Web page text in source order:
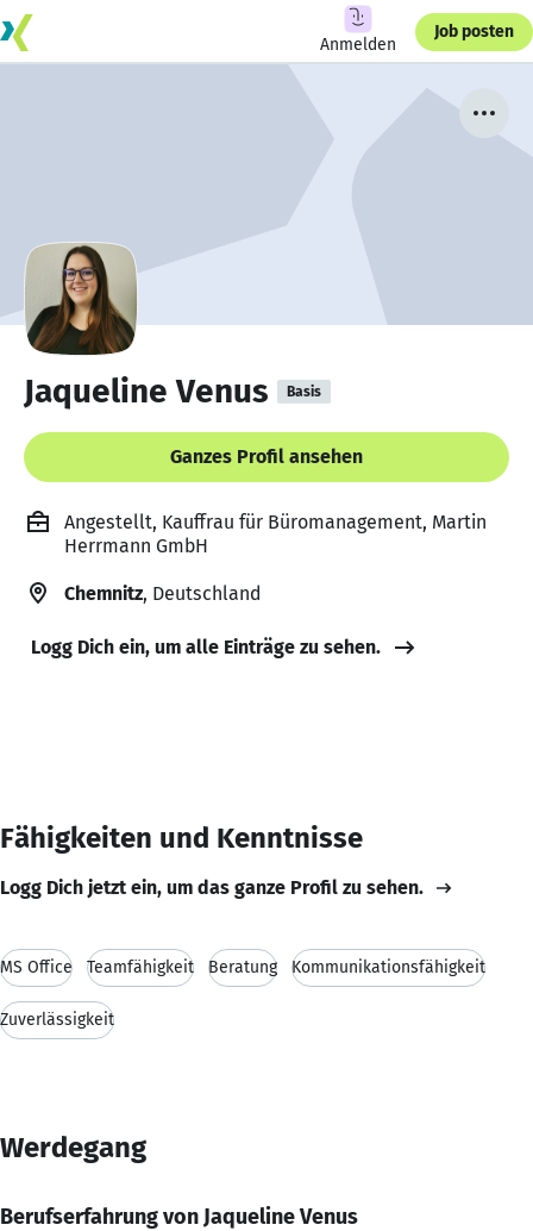
Anmelden
Job posten
Jaqueline Venus Basis
Ganzes Profil ansehen
Angestellt, Kauffrau für Büromanagement, Martin
Herrmann GmbH
Chemnitz, Deutschland
Logg Dich ein, um alle Einträge zu sehen.
Fähigkeiten und Kenntnisse
Logg Dich jetzt ein, um das ganze Profil zu sehen.
MS Office Teamfähigkeit Beratung Kommunikationsfähigkeit
Zuverlässigkeit
Werdegang
Berufserfahrung von Jaqueline Venus